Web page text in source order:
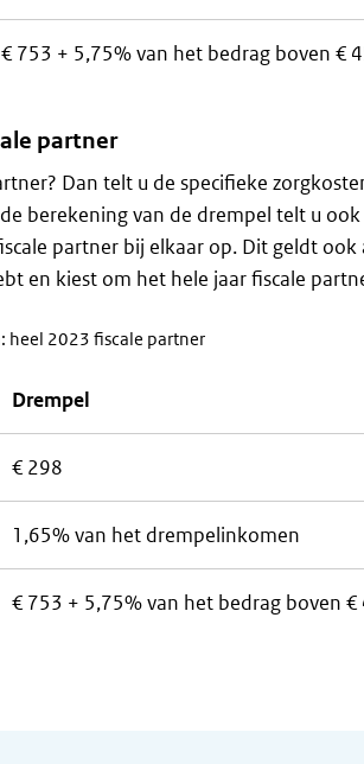
€ 753 + 5,75% van het bedrag boven €
partner
Dan telt u de specifieke
berekening van de drempel telt u
partner bij elkaar op. Dit geldt ook
en kiest om het hele jaar fiscale
heel 2023 fiscale partner
Drempel
€ 298
1,65% van het drempelinkomen
€ 753 + 5,75% van het bedrag boven €